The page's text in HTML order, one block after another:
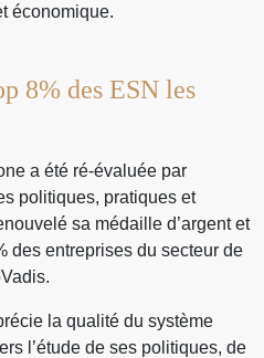
économique.
8% des ESN les
a été ré-évaluée par
politiques, pratiques et
sa médaille d’argent et
des entreprises du secteur de
la qualité du système
l’étude de ses politiques, de